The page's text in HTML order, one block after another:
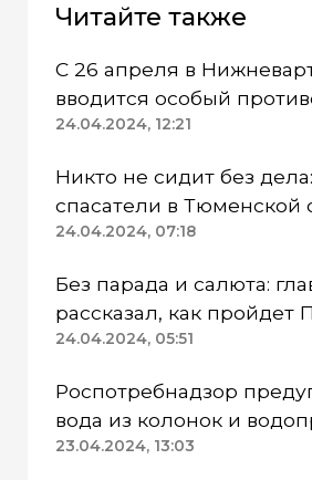
Читайте также
С 26 апреля в
вводится особый
режим
24.04.2024, 12:21
Никто не сидит без
спасатели в Тюменской
работают в две смены
24.04.2024, 07:18
Без парада и салюта:
рассказал, как пройдет
24.04.2024, 05:51
Роспотребнадзор
вода из колонок и
Казанском районе
23.04.2024, 13:03